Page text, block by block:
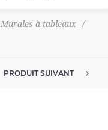
Murales à tableaux
/
PRODUIT SUIVANT